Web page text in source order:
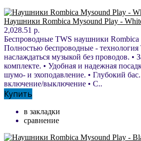
Наушники Rombica Mysound Play -
2,028.51 р.
Беспроводные TWS наушники Rombica
Полностью беспроводные - технология
наслаждаться музыкой без проводов. •
комплекте. • Удобная и надежная
шумо- и эхоподавление. • Глубокий
включение/выключение • С..
Купить
в закладки
сравнение